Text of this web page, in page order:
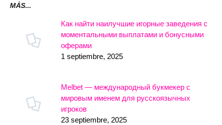
MÁS...
Как найти наилучшие игорные заведения с
моментальными выплатами и бонусными
оферами
1 septiembre, 2025
Melbet — международный букмекер с
мировым именем для русскоязычных
игроков
23 septiembre, 2025